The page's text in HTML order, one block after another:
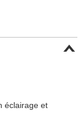
éclairage et